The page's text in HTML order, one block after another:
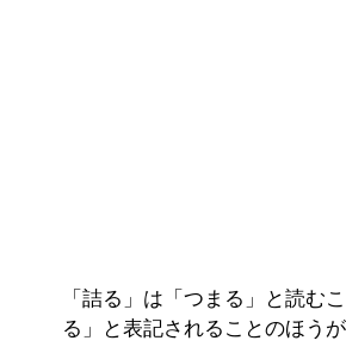
「詰る」は「つまる」と読む
る」と表記されることのほう